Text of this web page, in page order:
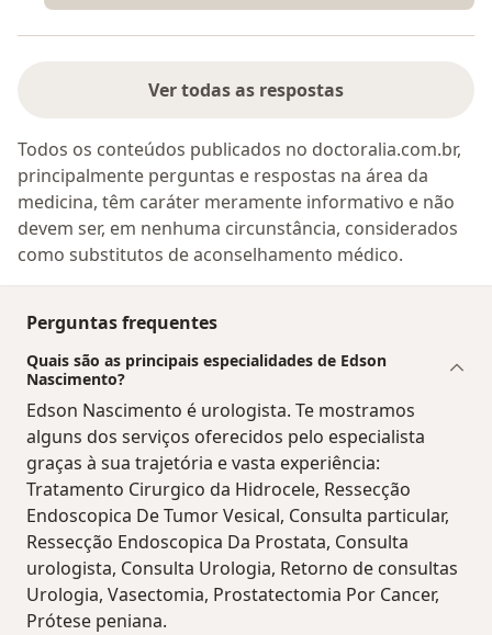
Ver todas as respostas
Todos os conteúdos publicados no doctoralia.com.br,
principalmente perguntas e respostas na área da
medicina, têm caráter meramente informativo e não
devem ser, em nenhuma circunstância, considerados
como substitutos de aconselhamento médico.
Perguntas frequentes
Quais são as principais especialidades de Edson
Nascimento?
Edson Nascimento é urologista. Te mostramos
alguns dos serviços oferecidos pelo especialista
graças à sua trajetória e vasta experiência:
Tratamento Cirurgico da Hidrocele, Ressecção
Endoscopica De Tumor Vesical, Consulta particular,
Ressecção Endoscopica Da Prostata, Consulta
urologista, Consulta Urologia, Retorno de consultas
Urologia, Vasectomia, Prostatectomia Por Cancer,
Prótese peniana.